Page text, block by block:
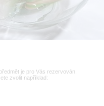
je pro Vás rezervován.
zvolit například: